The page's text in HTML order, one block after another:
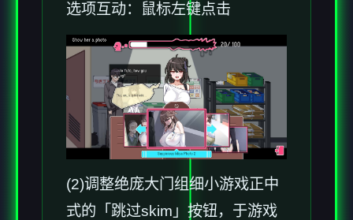
选项互动：鼠标左键点击
(2)调整绝庞大门组细小游戏正中
式的「跳过skim」按钮，于游戏